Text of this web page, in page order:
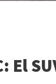
El